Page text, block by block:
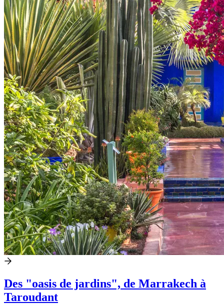
Des "oasis de jardins", de Marrakech à
Taroudant